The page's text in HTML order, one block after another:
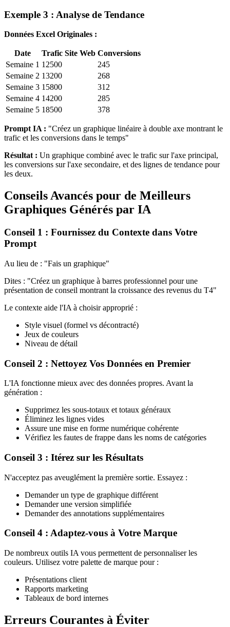
Exemple 3 : Analyse de Tendance
Données Excel Originales :
Date Trafic Site Web Conversions
Semaine 1 12500
245
Semaine 2 13200
268
Semaine 3 15800
312
Semaine 4 14200
285
Semaine 5 18500 378
Prompt IA : "Créez un graphique linéaire à double axe montrant le
trafic et les conversions dans le temps"
Résultat : Un graphique combiné avec le trafic sur l'axe principal,
les conversions sur l'axe secondaire, et des lignes de tendance pour
les deux.
Conseils Avancés pour de Meilleurs
Graphiques Générés par IA
Conseil 1 : Fournissez du Contexte dans Votre
Prompt
Au lieu de : "Fais un graphique"
Dites : "Créez un graphique à barres professionnel pour une
présentation de conseil montrant la croissance des revenus du T4"
Le contexte aide l'IA à choisir approprié :
Style visuel (formel vs décontracté)
Jeux de couleurs
Niveau de détail
Conseil 2 : Nettoyez Vos Données en Premier
L'IA fonctionne mieux avec des données propres. Avant la
génération :
Supprimez les sous-totaux et totaux généraux
Éliminez les lignes vides
Assure une mise en forme numérique cohérente
Vérifiez les fautes de frappe dans les noms de catégories
Conseil 3 : Itérez sur les Résultats
N'acceptez pas aveuglément la première sortie. Essayez :
Demander un type de graphique différent
Demander une version simplifiée
Demander des annotations supplémentaires
Conseil 4 : Adaptez-vous à Votre Marque
De nombreux outils IA vous permettent de personnaliser les
couleurs. Utilisez votre palette de marque pour :
Présentations client
Rapports marketing
Tableaux de bord internes
Erreurs Courantes à Éviter